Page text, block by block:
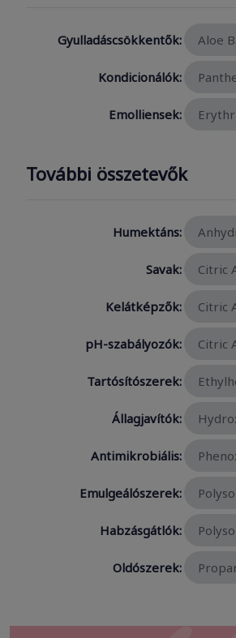
Gyulladáscsökkentők: Aloe
Kondicionálók:
Emolliensek:
További összetevők
Humektáns:
Savak: Citric
Kelátképzők: Citric
pH-szabályozók: Citric
Tartósítószerek:
Állagjavítók:
Antimikrobiális:
Emulgeálószerek:
Habzásgátlók:
Oldószerek: